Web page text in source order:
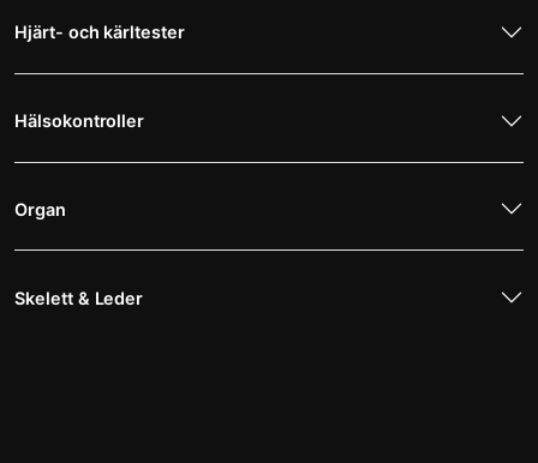
Hjärt- och kärltester
Hälsokontroller
Organ
Skelett & Leder